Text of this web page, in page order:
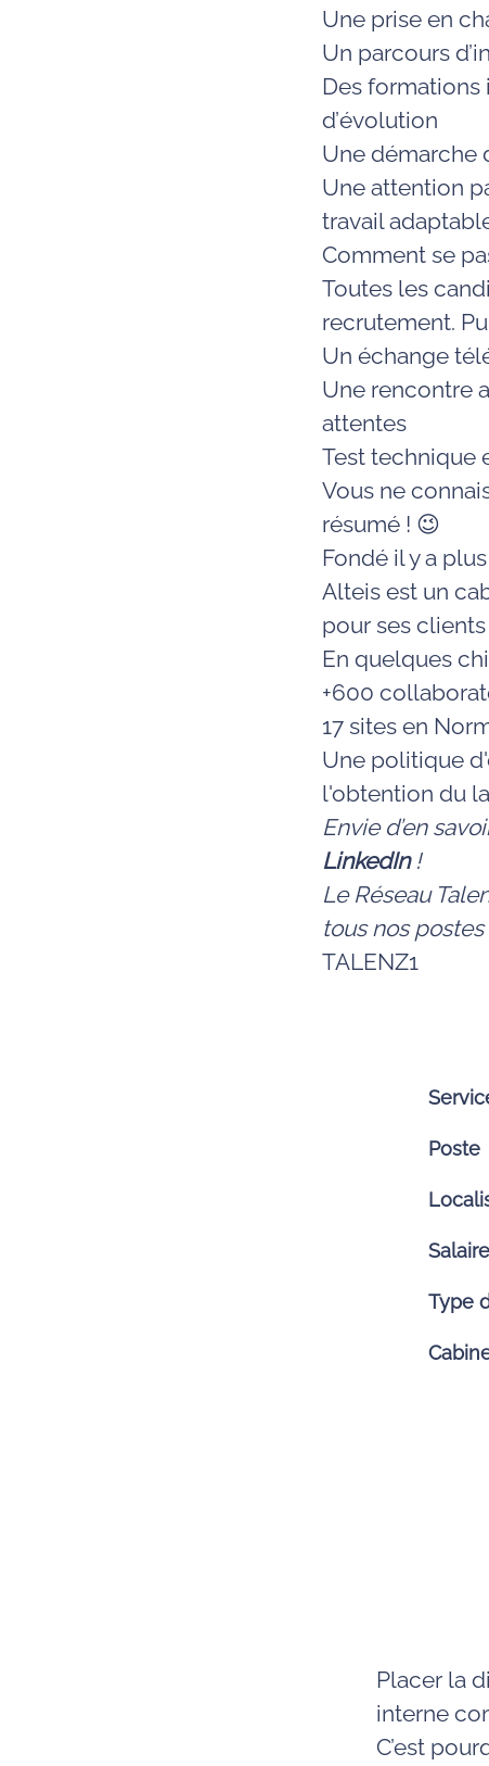
Une prise en
Un parcours d’
Des
d’évolution
Une démarche
Une attention
travail
Comment se
Toutes les
recrutement.
Un échange
Une rencontre
attentes
Test technique
Vous ne
résumé ! 😉
Fondé il y a
Alteis est un
pour ses
En quelques
+600
17 sites en
Une politique
l'obtention du
Envie d’en
LinkedIn !
Le Réseau
tous nos
TALENZ1
Poste
Type
Placer la
interne
C’est